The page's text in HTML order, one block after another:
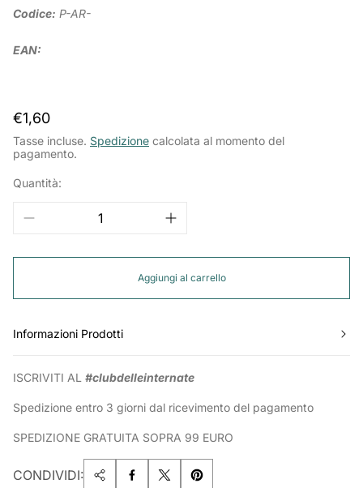
Codice: P-AR-
EAN:
Prezzo
normale
€1,60
Tasse incluse. Spedizione calcolata al momento del
pagamento.
Quantità:
Aggiungi al carrello
Informazioni Prodotti
ISCRIVITI AL #clubdelleinternate
Spedizione entro 3 giorni dal ricevimento del pagamento
SPEDIZIONE GRATUITA SOPRA 99 EURO
CONDIVIDI: